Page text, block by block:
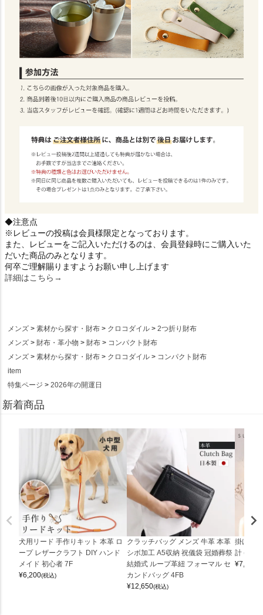
◆注意点
※レビューの投稿は会員様限定となっております。
また、レビューをご記入いただけるのは、会員登録時にご購入いた
だいた商品のみとなります。
何卒ご理解賜りますようお願い申し上げます
詳細はこちら→
メンズ 素材から探す・財布 クロコダイル
2つ折り財布
メンズ
財布・革小物 財布
コンパクト財布
メンズ
素材から探す・財布 クロコダイル
コンパクト財布
item
特集ページ
2026年の開運日
新着商品
犬用リード 手作りキット 本革 ロ
ープ レザークラフト DIY ハンド
メイド 初心者 7F
¥6,200(税込)
クラッチバッグ メンズ 牛革 本革
シボ加工 A5収納 祝儀袋 冠婚葬祭
結婚式 ループ革紐 フォーマル セ
カンドバッグ 4FB
¥12,650(税込)
掛け時
計
¥7,150